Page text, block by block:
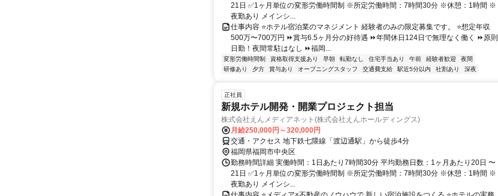
21日 ✅1ヶ月単位の変形労働時間制 ※所定労働時間：7時間30分 ※休憩：1時間 ※
夜勤あり メインシ...
仕事内容 ⭐ホテル宿泊業のマネジメント 経験者のみの限定募集です。 ⭐想定年収
500万〜700万円 ⏩賞与6.5ヶ月分の好待遇 ⏩年間休日124日で無理なく働く ⏩原則
日勤！夜間常駐はなし ⏩福岡...
変形労働時間制 資格取得支援あり 早朝 転勤なし 住宅手当あり 午前 経験者歓迎
夜間
研修あり
夕方 賞与あり オープニングスタッフ 交通費支給 駅近5分以内 社割あり 深夜
正社員
新規ホテル開発・開業プロジェクト担当
株式会社えんメディアネット(株式会社えんホールディングス)
月給250,000円～320,000円
交通・アクセス 地下鉄七隈線「渡辺通駅」から徒歩4分
福岡県福岡市中央区
勤務時間詳細 実働時間：1日あたり7時間30分 平均勤務日数：1ヶ月あたり20日 〜
21日 ✅1ヶ月単位の変形労働時間制 ※所定労働時間：7時間30分 ※休憩：1時間 ※
夜勤あり メインシ...